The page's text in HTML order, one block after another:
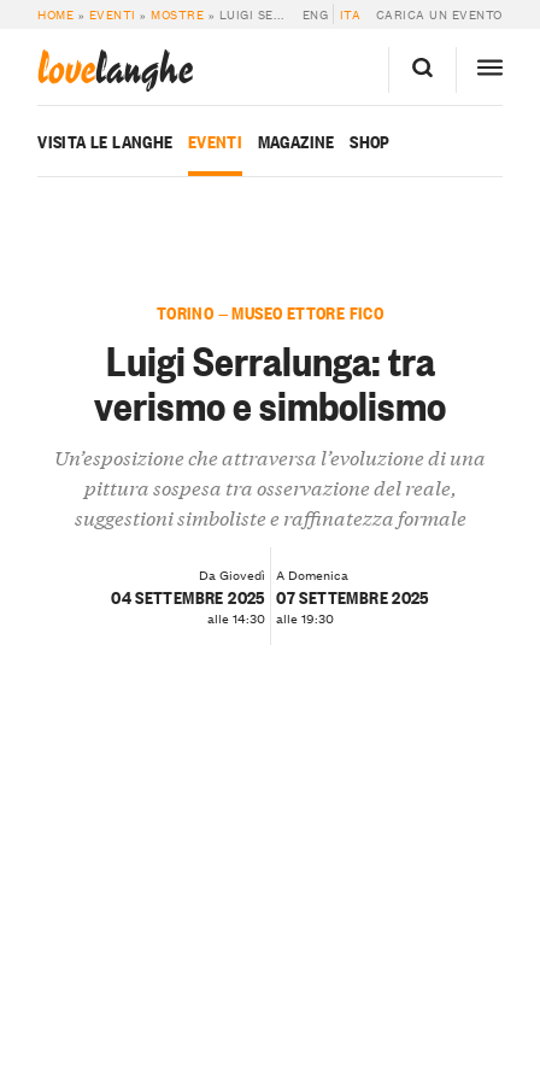
HOME » EVENTI »MOSTRE » LUIGI SERRALUNGA: TRA VERISMO E SIMBOLISMO ENG ITA CARICA UN EVENTO
lovelanghe
VISITA LE LANGHE EVENTI MAGAZINE SHOP
TORINO — MUSEO ETTORE FICO
Luigi Serralunga: tra
verismo e simbolismo
Un’esposizione che attraversa l’evoluzione di una
pittura sospesa tra osservazione del reale,
suggestioni simboliste e raffinatezza formale
Da Giovedì
04 SETTEMBRE 2025
alle 14:30
A Domenica
07 SETTEMBRE 2025
alle 19:30